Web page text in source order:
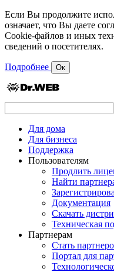
Если Вы продолжите
означает, что Вы даете
Cookie-файлов и иных
сведений о посетителях.
Подробнее Ок
Для дома
Для бизнеса
Поддержка
Пользователям
Продлить
Найти
Документация
Скачать
Техническая
Партнерам
Стать
Портал для